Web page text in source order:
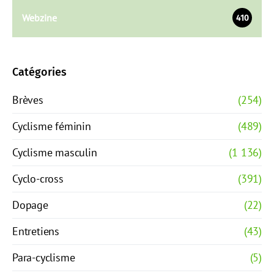
Webzine 410
Catégories
Brèves
(254)
Cyclisme féminin
(489)
Cyclisme masculin
(1 136)
Cyclo-cross
(391)
Dopage
(22)
Entretiens
(43)
Para-cyclisme
(5)